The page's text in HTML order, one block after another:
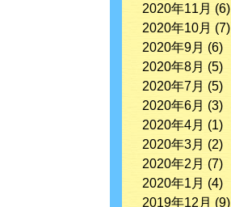
2020年11月 (6)
2020年10月 (7)
2020年9月 (6)
2020年8月 (5)
2020年7月 (5)
2020年6月 (3)
2020年4月 (1)
2020年3月 (2)
2020年2月 (7)
2020年1月 (4)
2019年12月 (9)